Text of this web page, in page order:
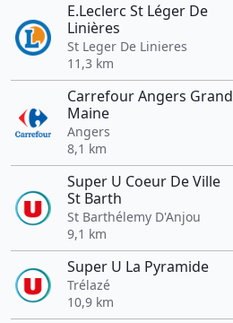
E.Leclerc St Léger De
Linières
St Leger De Linieres
11,3 km
Carrefour Angers Grand
Maine
Angers
8,1 km
Super U Coeur De Ville
St Barth
St Barthélemy D'Anjou
9,1 km
Super U La Pyramide
Trélazé
10,9 km